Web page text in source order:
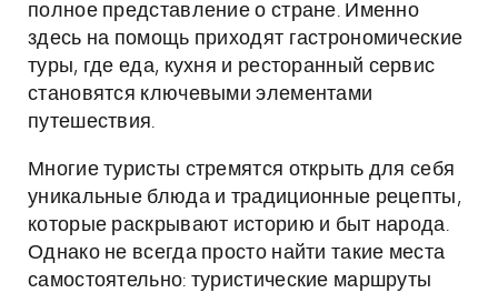
полное представление о стране. Именно
здесь на помощь приходят гастрономические
туры, где еда, кухня и ресторанный сервис
становятся ключевыми элементами
путешествия.
Многие туристы стремятся открыть для себя
уникальные блюда и традиционные рецепты,
которые раскрывают историю и быт народа.
Однако не всегда просто найти такие места
самостоятельно: туристические маршруты